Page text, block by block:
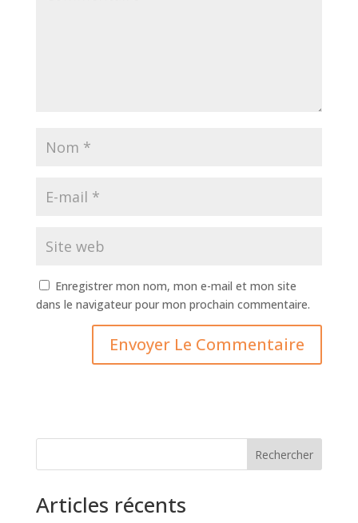
Enregistrer mon nom, mon e-mail et mon site
dans le navigateur pour mon prochain commentaire.
Rechercher
Articles récents